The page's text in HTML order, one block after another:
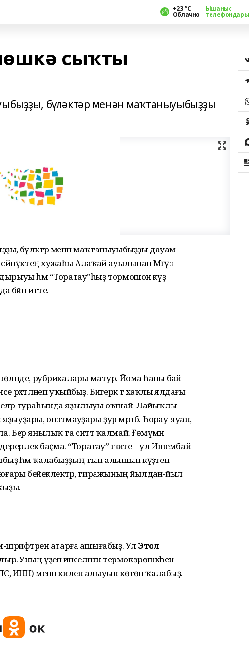
+23 °С
Облачно
Ышаныс
телефондары
сыҡты
бүләктәр менән маҡтаныуыбыҙҙы
бүләктәр менән маҡтаныуыбыҙҙы дауам
хужаһы Алаҡай ауылынан Мәғүзә
һәм “Торатау”һыҙ тормошон күҙ
итте.
рубрикалары матур. Йома һаны бай
рәхәтләнеп уҡыйбыҙ. Бигерәк тә хаҡлы ялдағы
тураһында яҙылыуы оҡшай. Лайыҡлы
онотмауҙары ҙур мәртәбә. Һорау-яуап,
Бер яңылыҡ та ситтә ҡалмай. Ғөмүмән
баҫма. “Торатау” гәзите – ул Ишембай
һәм ҡалабыҙҙың тын алышын күҙәтеп
юғары бейеклектәр, тиражының йылдан-йыл
шәрифтәрен атарға ашығабыҙ. УлЭтҡол
Уның үҙенә инселәнгән термокөрөшкәһен
ИНН) менән килеп алыуын көтөп ҡалабыҙ.